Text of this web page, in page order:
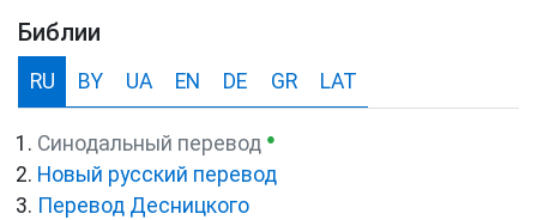
Библии
RU BY UA EN DE GR LAT
Синодальный перевод ●
Новый русский перевод
Перевод Десницкого